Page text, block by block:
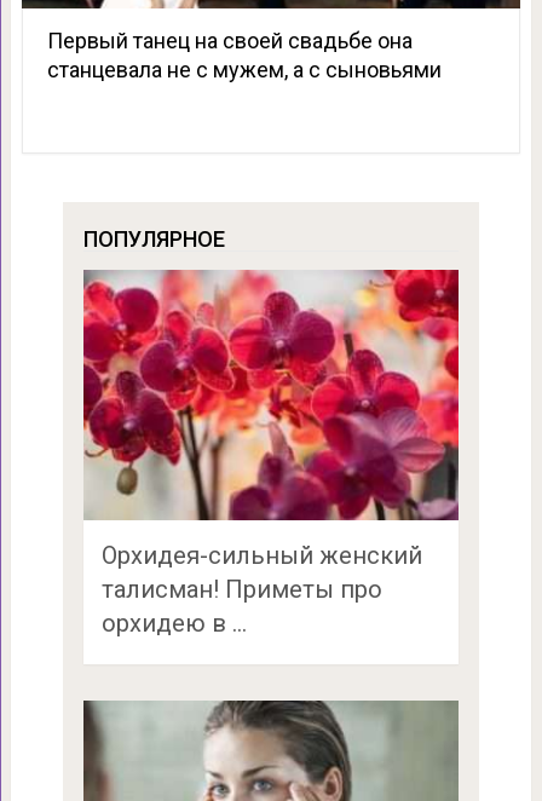
Первый танец на своей свадьбе она
станцевала не с мужем, а с сыновьями
ПОПУЛЯРНОЕ
Орхидея-сильный женский
талисман! Приметы про
орхидею в …